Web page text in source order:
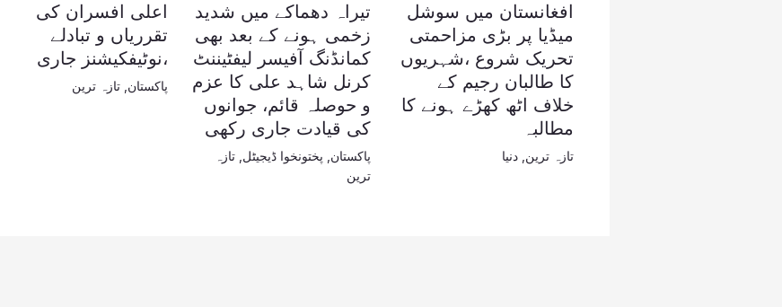
افغانستان میں سوشل
میڈیا پر بڑی مزاحمتی
تحریک شروع ،شہریوں
کا طالبان رجیم کے
خلاف اٹھ کھڑے ہونے کا
مطالبہ
تازہ ترین دنیا
تیراہ دھماکے میں شدید
زخمی ہونے کے بعد بھی
کمانڈنگ آفیسر لیفٹیننٹ
کرنل شاہد علی کا عزم
و حوصلہ قائم، جوانوں
کی قیادت جاری رکھی
پاکستان پختونخوا ڈیجیٹل ,تازہ
ترین
اعلی افسران کی
تقرریاں و تبادلے
،نوٹیفکیشنز جاری
پاکستان ,تازہ ترین